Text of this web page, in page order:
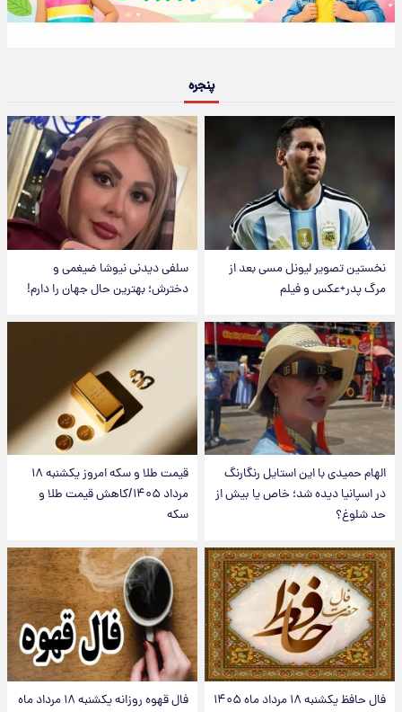
پنجره
نخستین تصویر لیونل مسی بعد از
مرگ پدر+عکس و فیلم
سلفی دیدنی نیوشا ضیغمی و
دخترش؛ بهترین حال جهان را دارم!
الهام حمیدی با این استایل رنگارنگ
در اسپانیا دیده شد؛ خاص یا بیش از
حد شلوغ؟
قیمت طلا و سکه امروز یکشنبه ۱۸
مرداد ۱۴۰۵/کاهش قیمت طلا و
سکه
فال حافظ یکشنبه ۱۸ مرداد ماه ۱۴۰۵
فال قهوه روزانه یکشنبه ۱۸ مرداد ماه